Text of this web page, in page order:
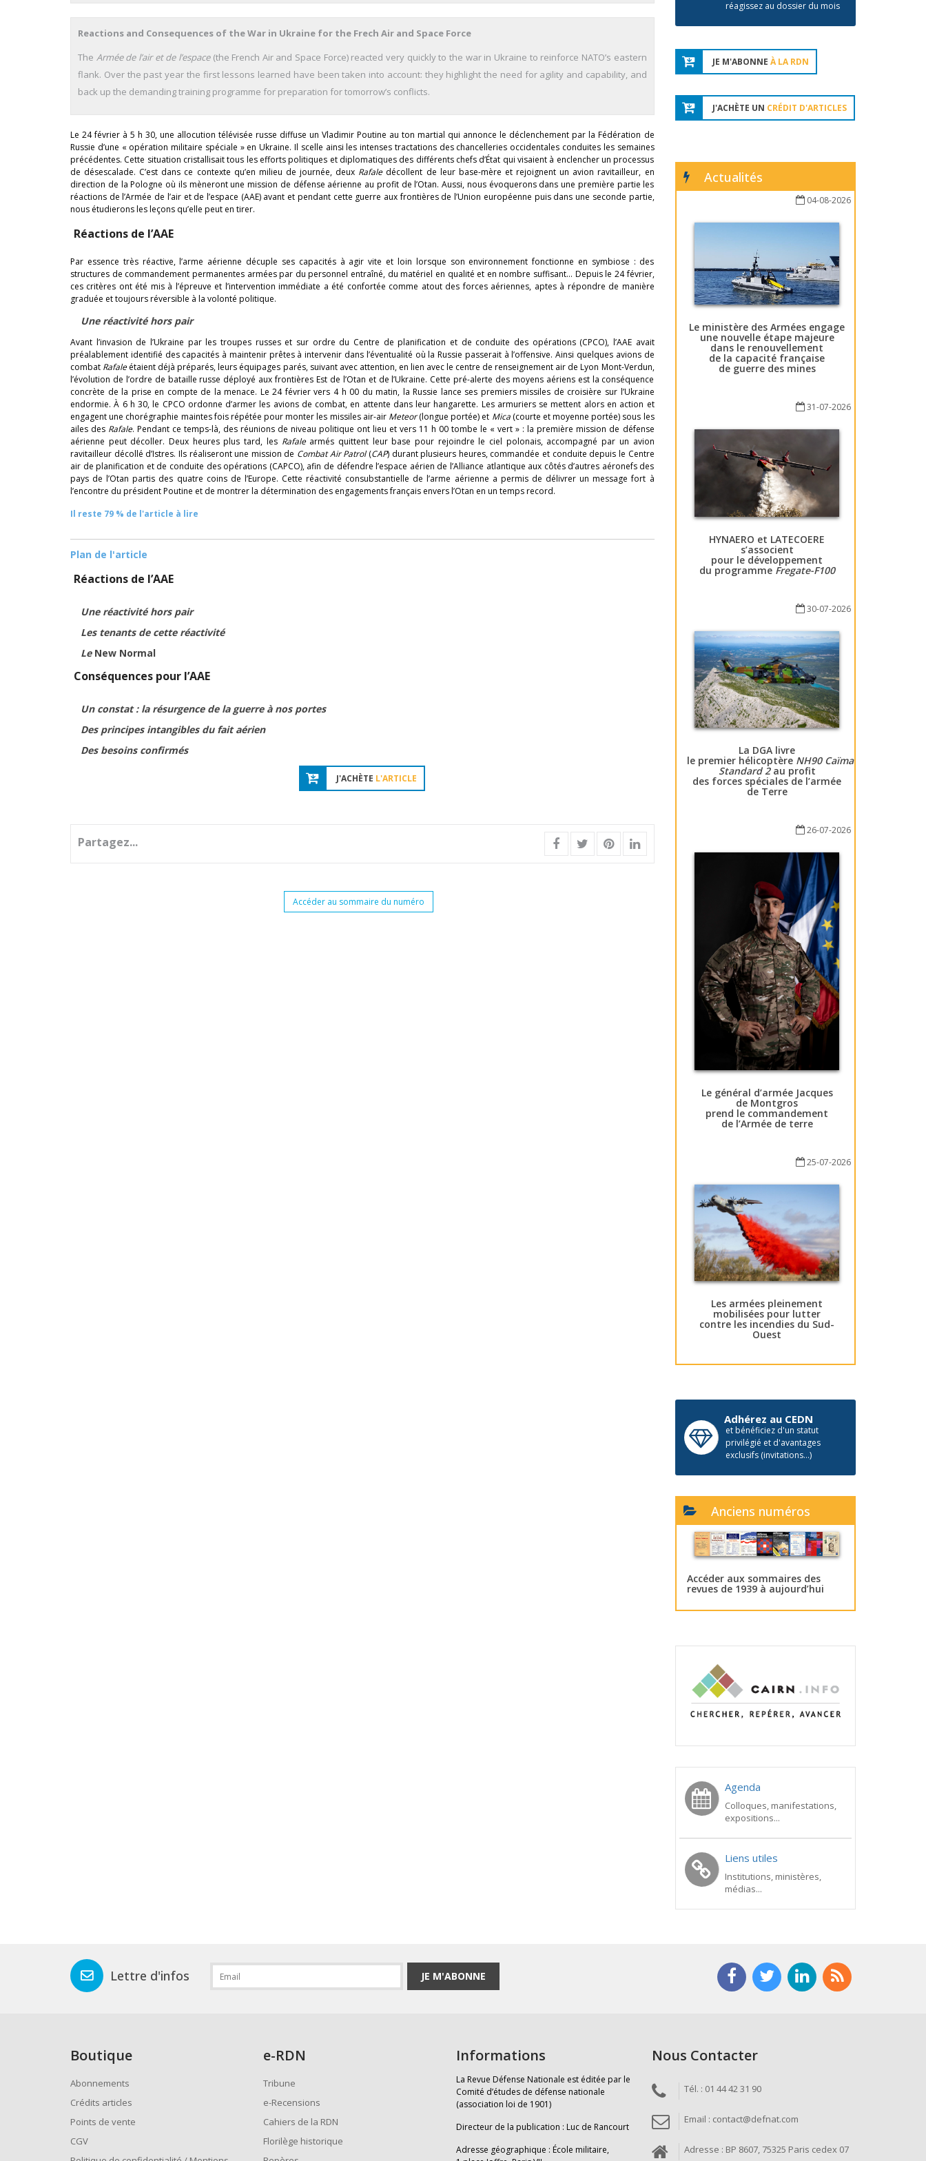
Reactions and Consequences of the War in Ukraine for the Frech Air and Space Force
The Armée de l’air et de l’espace(the French Air and Space Force) reacted very quickly to the war in Ukraine to reinforce NATO’s eastern
flank. Over the past year the first lessons learned have been taken into account: they highlight the need for agility and capability, and
back up the demanding training programme for preparation for tomorrow’s conflicts.
Le 24 février à 5 h 30, une allocution télévisée russe diffuse un Vladimir Poutine au ton martial qui annonce le déclenchement par la Fédération de
Russie d’une « opération militaire spéciale » en Ukraine. Il scelle ainsi les intenses tractations des chancelleries occidentales conduites les semaines
précédentes. Cette situation cristallisait tous les efforts politiques et diplomatiques des différents chefs d’État qui visaient à enclencher un processus
de désescalade. C’est dans ce contexte qu’en milieu de journée, deux Rafaledécollent de leur base-mère et rejoignent un avion ravitailleur, en
direction de la Pologne où ils mèneront une mission de défense aérienne au profit de l’Otan. Aussi, nous évoquerons dans une première partie les
réactions de l’Armée de l’air et de l’espace (AAE) avant et pendant cette guerre aux frontières de l’Union européenne puis dans une seconde partie,
nous étudierons les leçons qu’elle peut en tirer.
Réactions de l’AAE
Par essence très réactive, l’arme aérienne décuple ses capacités à agir vite et loin lorsque son environnement fonctionne en symbiose : des
structures de commandement permanentes armées par du personnel entraîné, du matériel en qualité et en nombre suffisant… Depuis le 24 février,
ces critères ont été mis à l’épreuve et l’intervention immédiate a été confortée comme atout des forces aériennes, aptes à répondre de manière
graduée et toujours réversible à la volonté politique.
Une réactivité hors pair
Avant l’invasion de l’Ukraine par les troupes russes et sur ordre du Centre de planification et de conduite des opérations (CPCO), l’AAE avait
préalablement identifié des capacités à maintenir prêtes à intervenir dans l’éventualité où la Russie passerait à l’offensive. Ainsi quelques avions de
combat Rafaleétaient déjà préparés, leurs équipages parés, suivant avec attention, en lien avec le centre de renseignement air de Lyon Mont-Verdun,
l’évolution de l’ordre de bataille russe déployé aux frontières Est de l’Otan et de l’Ukraine. Cette pré-alerte des moyens aériens est la conséquence
concrète de la prise en compte de la menace. Le 24 février vers 4 h 00 du matin, la Russie lance ses premiers missiles de croisière sur l’Ukraine
endormie. À 6 h 30, le CPCO ordonne d’armer les avions de combat, en attente dans leur hangarette. Les armuriers se mettent alors en action et
engagent une chorégraphie maintes fois répétée pour monter les missiles air-air Meteor(longue portée) et Mica(courte et moyenne portée) sous les
ailes des Rafale. Pendant ce temps-là, des réunions de niveau politique ont lieu et vers 11 h 00 tombe le « vert » : la première mission de défense
aérienne peut décoller. Deux heures plus tard, les Rafalearmés quittent leur base pour rejoindre le ciel polonais, accompagné par un avion
ravitailleur décollé d’Istres. Ils réaliseront une mission de Combat Air Patrol(CAP) durant plusieurs heures, commandée et conduite depuis le Centre
air de planification et de conduite des opérations (CAPCO), afin de défendre l’espace aérien de l’Alliance atlantique aux côtés d’autres aéronefs des
pays de l’Otan partis des quatre coins de l’Europe. Cette réactivité consubstantielle de l’arme aérienne a permis de délivrer un message fort à
l’encontre du président Poutine et de montrer la détermination des engagements français envers l’Otan en un temps record.
Il reste 79 % de l'article à lire
Plan de l'article
Réactions de l’AAE
Une réactivité hors pair
Les tenants de cette réactivité
Le New Normal
Conséquences pour l’AAE
Un constat : la résurgence de la guerre à nos portes
Des principes intangibles du fait aérien
Des besoins confirmés
J'ACHÈTE L'ARTICLE
Partagez...
Accéder au sommaire du numéro
réagissez au dossier du mois
JE M'ABONNE À LA RDN
J'ACHÈTE UN CRÉDIT D'ARTICLES
Actualités
04-08-2026
Le ministère des Armées engage
une nouvelle étape majeure
dans le renouvellement
de la capacité française
de guerre des mines
31-07-2026
HYNAERO et LATECOERE
s’associent
pour le développement
du programme Fregate-F100
30-07-2026
La DGA livre
le premier hélicoptère NH90 Caïman
Standard 2au profit
des forces spéciales de l’armée
de Terre
26-07-2026
Le général d’armée Jacques
de Montgros
prend le commandement
de l’Armée de terre
25-07-2026
Les armées pleinement
mobilisées pour lutter
contre les incendies du Sud-
Ouest
Adhérez au CEDN
et bénéficiez d'un statut
privilégié et d'avantages
exclusifs (invitations...)
Anciens numéros
Accéder aux sommaires des
revues de 1939 à aujourd’hui
Agenda
Colloques, manifestations,
expositions...
Liens utiles
Institutions, ministères,
médias...
Lettre d'infos JE M'ABONNE
Boutique
Abonnements
Crédits articles
Points de vente
CGV
e-RDN
Tribune
e-Recensions
Cahiers de la RDN
Florilège historique
Informations
La Revue Défense Nationale est éditée par le
Comité d’études de défense nationale
(association loi de 1901)
Directeur de la publication : Luc de Rancourt
Adresse géographique : École militaire,
Nous Contacter
Tél. : 01 44 42 31 90
Email : contact@defnat.com
Adresse : BP 8607, 75325 Paris cedex 07